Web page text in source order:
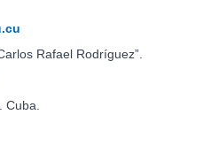
Rafael Rodríguez”.